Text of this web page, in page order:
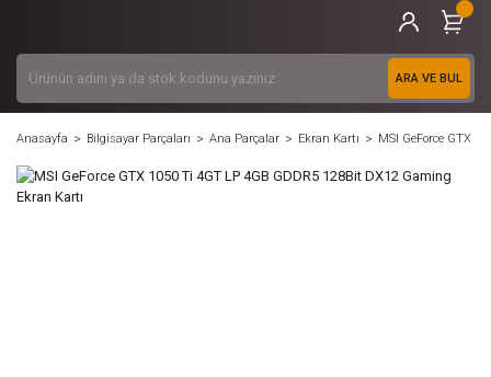
ARA VE BUL
Anasayfa Bilgisayar Parçaları Ana Parçalar Ekran Kartı MSI GeForce GTX